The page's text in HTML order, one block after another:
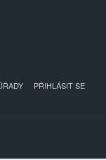
PŘIHLÁSIT SE